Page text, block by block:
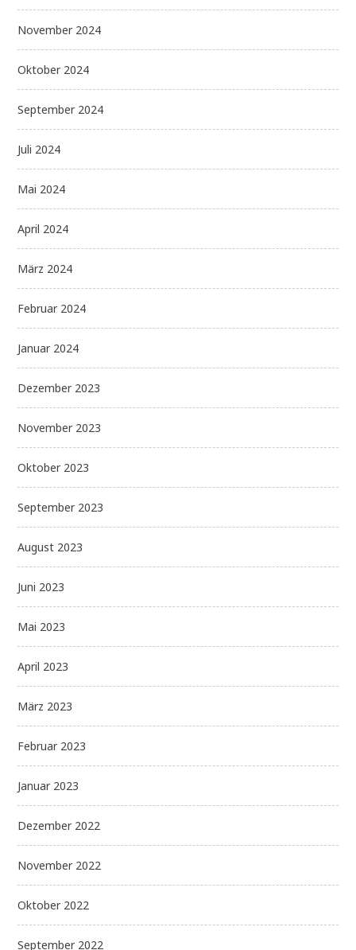
November 2024
Oktober 2024
September 2024
Juli 2024
Mai 2024
April 2024
März 2024
Februar 2024
Januar 2024
Dezember 2023
November 2023
Oktober 2023
September 2023
August 2023
Juni 2023
Mai 2023
April 2023
März 2023
Februar 2023
Januar 2023
Dezember 2022
November 2022
Oktober 2022
September 2022